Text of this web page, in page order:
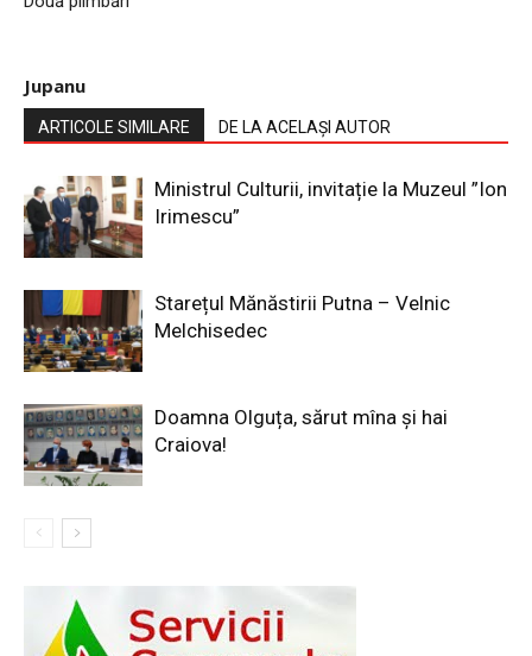
Jupanu
ARTICOLE SIMILARE DE LA ACELAȘI AUTOR
Ministrul Culturii, invitație la Muzeul ”Ion
Irimescu”
Starețul Mănăstirii Putna – Velnic
Melchisedec
Doamna Olguța, sărut mîna și hai
Craiova!